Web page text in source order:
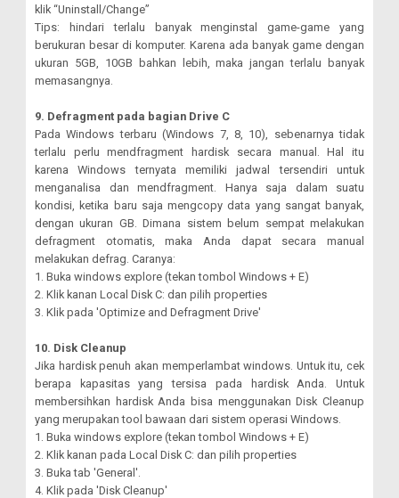
klik “Uninstall/Change”
Tips: hindari terlalu banyak menginstal game-game yang
berukuran besar di komputer. Karena ada banyak game dengan
ukuran 5GB, 10GB bahkan lebih, maka jangan terlalu banyak
memasangnya.
9. Defragment pada bagian Drive C
Pada Windows terbaru (Windows 7, 8, 10), sebenarnya tidak
terlalu perlu mendfragment hardisk secara manual. Hal itu
karena Windows ternyata memiliki jadwal tersendiri untuk
menganalisa dan mendfragment. Hanya saja dalam suatu
kondisi, ketika baru saja mengcopy data yang sangat banyak,
dengan ukuran GB. Dimana sistem belum sempat melakukan
defragment otomatis, maka Anda dapat secara manual
melakukan defrag. Caranya:
1. Buka windows explore (tekan tombol Windows + E)
2. Klik kanan Local Disk C: dan pilih properties
3. Klik pada 'Optimize and Defragment Drive'
10. Disk Cleanup
Jika hardisk penuh akan memperlambat windows. Untuk itu, cek
berapa kapasitas yang tersisa pada hardisk Anda. Untuk
membersihkan hardisk Anda bisa menggunakan Disk Cleanup
yang merupakan tool bawaan dari sistem operasi Windows.
1. Buka windows explore (tekan tombol Windows + E)
2. Klik kanan pada Local Disk C: dan pilih properties
3. Buka tab 'General'.
4. Klik pada 'Disk Cleanup'